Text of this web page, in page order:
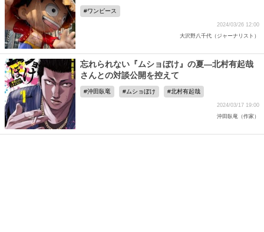
ワンピース
2024/03/26 12:00
大沢野八千代（ジャーナリスト）
忘れられない『ムショぼけ』の夏―北村有起哉
さんとの対談公開を控えて
沖田臥竜 ムショぼけ 北村有起哉
2024/03/17 19:00
沖田臥竜（作家）